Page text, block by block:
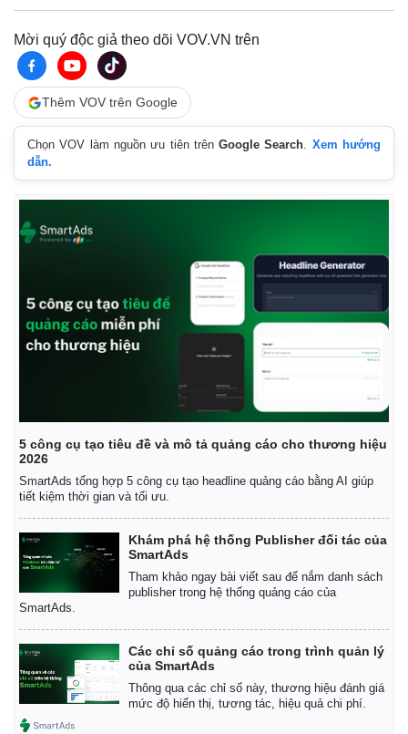
Mời quý độc giả theo dõi VOV.VN trên
Thêm VOV trên Google
Chọn VOV làm nguồn ưu tiên trênGoogle Search. Xem hướng
dẫn.
5 công cụ tạo tiêu đề và mô tả quảng cáo cho thương hiệu
2026
SmartAds tổng hợp 5 công cụ tạo headline quảng cáo bằng AI giúp
tiết kiệm thời gian và tối ưu.
Khám phá hệ thống Publisher đối tác của
SmartAds
Tham khảo ngay bài viết sau để nắm danh sách
publisher trong hệ thống quảng cáo của
SmartAds.
Các chỉ số quảng cáo trong trình quản lý
của SmartAds
Thông qua các chỉ số này, thương hiệu đánh giá
mức độ hiển thị, tương tác, hiệu quả chi phí.